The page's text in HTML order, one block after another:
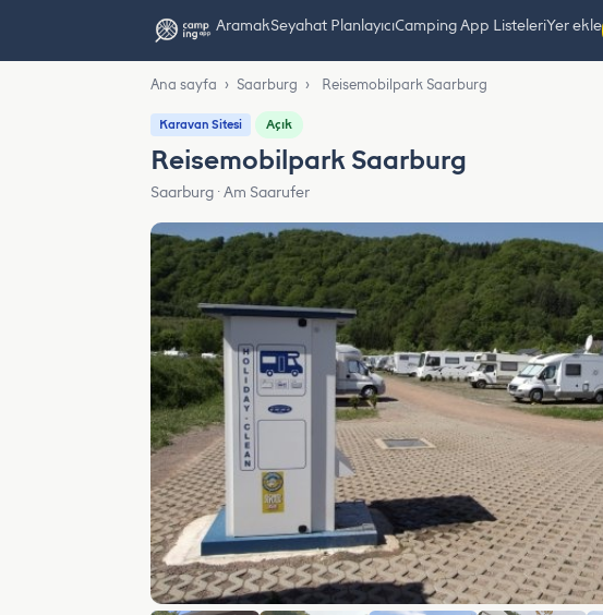
AramakSeyahat PlanlayıcıCamping App ListeleriYer ekle
Ana sayfa › Saarburg › Reisemobilpark Saarburg
Karavan Sitesi Açık
Reisemobilpark Saarburg
Saarburg · Am Saarufer